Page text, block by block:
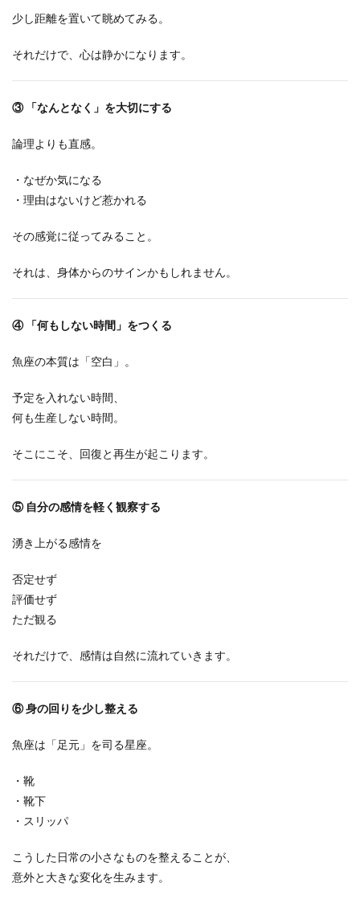
少し距離を置いて眺めてみる。
それだけで、心は静かになります。
③ 「なんとなく」を大切にする
論理よりも直感。
・なぜか気になる
・理由はないけど惹かれる
その感覚に従ってみること。
それは、身体からのサインかもしれません。
④ 「何もしない時間」をつくる
魚座の本質は「空白」。
予定を入れない時間、
何も生産しない時間。
そこにこそ、回復と再生が起こります。
⑤ 自分の感情を軽く観察する
湧き上がる感情を
否定せず
評価せず
ただ観る
それだけで、感情は自然に流れていきます。
⑥身の回りを少し整える
魚座は「足元」を司る星座。
・靴
・靴下
・スリッパ
こうした日常の小さなものを整えることが、
意外と大きな変化を生みます。